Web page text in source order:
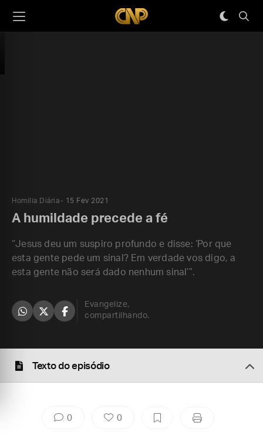
Homilia Diária 15 Fev 2021
A humildade precede a fé
“Jesus deu um suspiro profundo e disse: ‘Por que
esta gente pede um sinal? Em verdade vos digo, a
esta gente não será dado nenhum sinal’”.
Evangelize,
compartilhando.
Texto do episódio
0 0